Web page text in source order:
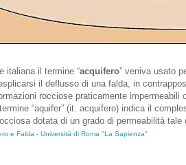
italiana il termine “acquifero” veniva usato
il deflusso di una falda, in
rocciose praticamente impermeabili
“aquifer” (it. acquifero) indica il
dotata di un grado di permeabilità
e Falda - Università di Roma "La Sapienza"